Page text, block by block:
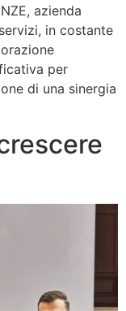
azienda
in costante
per
di una sinergia